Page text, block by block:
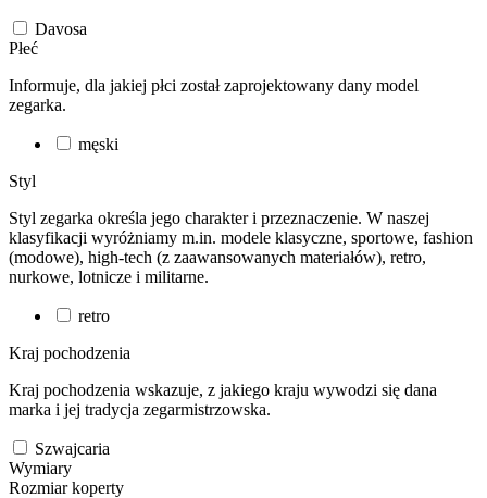
Davosa
Płeć
Informuje, dla jakiej płci został zaprojektowany dany model
zegarka.
męski
Styl
Styl zegarka określa jego charakter i przeznaczenie. W naszej
klasyfikacji wyróżniamy m.in. modele klasyczne, sportowe, fashion
(modowe), high-tech (z zaawansowanych materiałów), retro,
nurkowe, lotnicze i militarne.
retro
Kraj pochodzenia
Kraj pochodzenia wskazuje, z jakiego kraju wywodzi się dana
marka i jej tradycja zegarmistrzowska.
Szwajcaria
Wymiary
Rozmiar koperty